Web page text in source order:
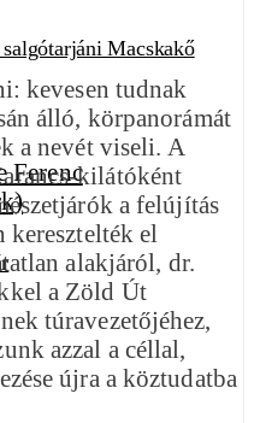
Macskakő
kevesen tudnak
álló, körpanorámát
a nevét viseli. A
kilátóként
a felújítás
keresztelték el
alakjáról, dr.
a Zöld Út
túravezetőjéhez,
azzal a céllal,
újra a köztudatba